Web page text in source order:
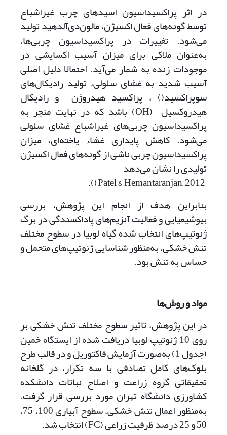
در اثر پراکسیداسیون اسیدهای چرب غیراشباع
توسط گونه‌های فعال اکسیژن، مالون‌دی‌آلدهید تولید
می‌شود. تغییرات در پراکسیداسیون چربی‌ها،
به‌عنوان ملاکی برای میزان آسیب اکسایشی در
موجودات زنده به شمار می‌آید. احتمالا دلیل اصلی
آسیب شدید به غشای سلولی، تولید رادیکال‌های
سوپراکسید() ، پراکسید هیدروژن و رادیکال
هیدروکسیل (OH) باشد که در نهایت منجر به
پراکسیداسیون چربی‌های غیراشباع غشای سلولی
می‌شود. کاهش پایداری غشاء یاخته‌ای، میزان
پراکسیداسیون چربی ناشی از گونه‌های فعال اکسیژن
تولیدی را نشان می‌دهد
بنابراین هدف از انجام این پژوهش، بررسی
بیوشیمیایی و فعالیت آنزیم‌‌های پاداکسندگی در برگ
ژنوتیپ‌های انتخاب شده گیاه لوبیا در سطوح مختلف
تنش خشکی، به‌منظور شناسایی ژنوتیپ‌های متحمل و
حساس به تنش بود.
مواد و روشها
در این پژوهش، تاثیر سطوح مختلف تنش خشکی بر
روی 10 ژنوتیپ لوبیا دریافت شده از ایستگاه خمین
(جدول 1) به‌صورت آزمایش فاکتوریل و در قالب طرح
بلوک‌های کامل تصادفی با سه تکرار، در گلخانه
تحقیقاتی گروه زراعت و اصلاح نباتات دانشکده
کشاورزی دانشگاه تهران مورد بررسی قرار گرفت.
به‌منظور اعمال تنش خشکی، سطوح آبیاری 100، 75،
50 و 25 درصد ظرفیت زراعی (FC) انتخاب شد.